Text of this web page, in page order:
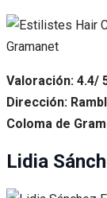
Valoración: 4.4/
Dirección:
Coloma de
Lidia